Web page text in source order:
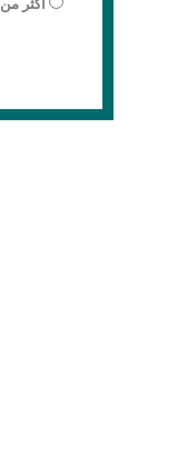
أكثر من 18 مليون سائح